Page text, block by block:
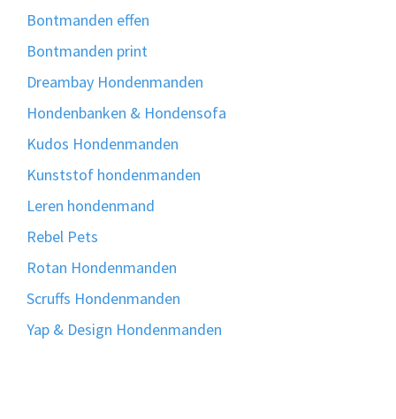
Bontmanden effen
Bontmanden print
Dreambay Hondenmanden
Hondenbanken & Hondensofa
Kudos Hondenmanden
Kunststof hondenmanden
Leren hondenmand
Rebel Pets
Rotan Hondenmanden
Scruffs Hondenmanden
Yap & Design Hondenmanden